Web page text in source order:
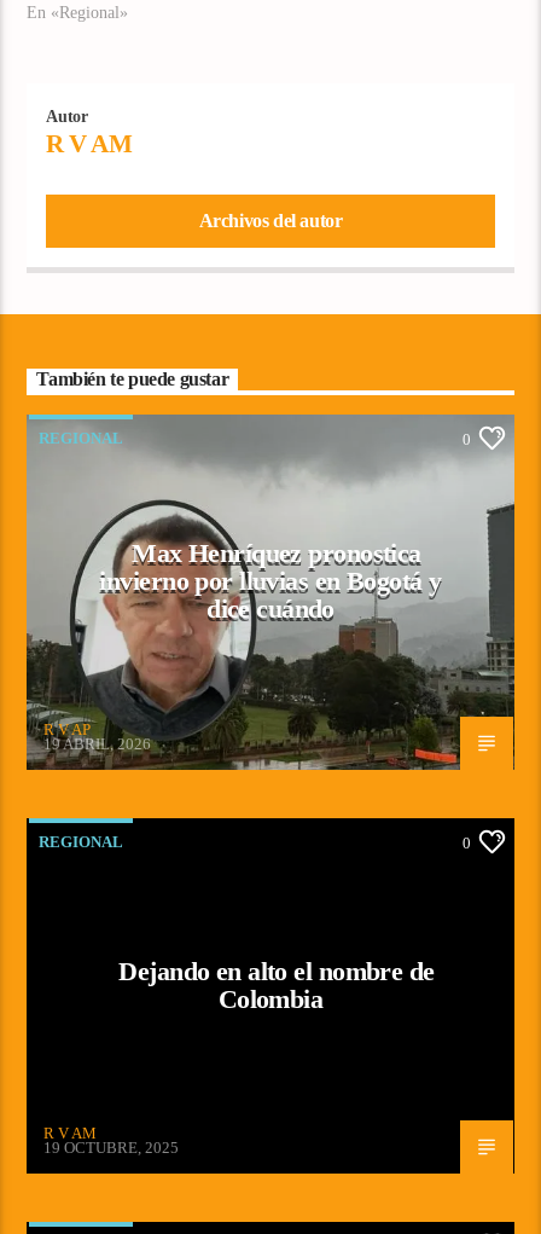
En «Regional»
Autor
R V AM
Archivos del autor
También te puede gustar
REGIONAL 0
Max Henríquez pronostica
invierno por lluvias en Bogotá y
dice cuándo
R V AP
19 ABRIL, 2026
REGIONAL 0
Dejando en alto el nombre de
Colombia
R V AM
19 OCTUBRE, 2025